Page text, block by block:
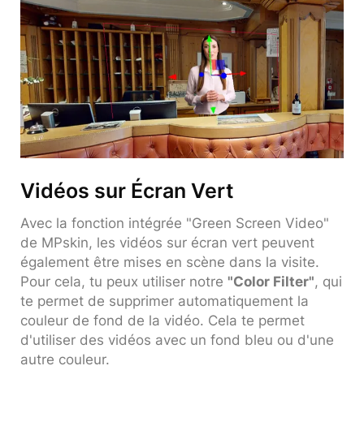
Vidéos sur Écran Vert
Avec la fonction intégrée "Green Screen Video"
de MPskin, les vidéos sur écran vert peuvent
également être mises en scène dans la visite.
Pour cela, tu peux utiliser notre "Color Filter", qui
te permet de supprimer automatiquement la
couleur de fond de la vidéo. Cela te permet
d'utiliser des vidéos avec un fond bleu ou d'une
autre couleur.